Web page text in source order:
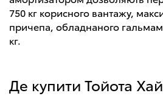
750 кг корисного вантажу,
причепа, обладнаного
кг.
Де купити Тойота